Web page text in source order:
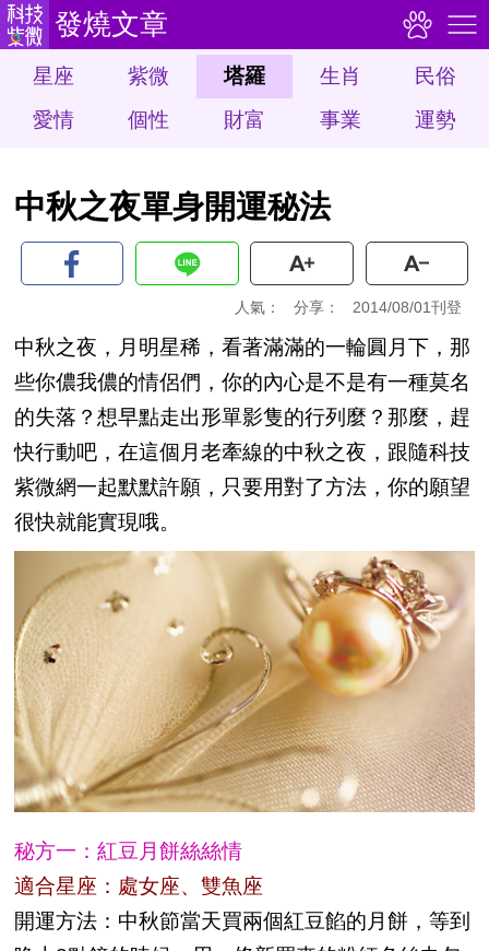
發燒文章
星座 紫微 塔羅 生肖
民俗
愛情
個性 財富 事業 運勢
中秋之夜單身開運秘法
人氣： 分享： 2014/08/01刊登
中秋之夜，月明星稀，看著滿滿的一輪圓月下，那
些你儂我儂的情侶們，你的內心是不是有一種莫名
的失落？想早點走出形單影隻的行列麼？那麼，趕
快行動吧，在這個月老牽線的中秋之夜，跟隨科技
紫微網一起默默許願，只要用對了方法，你的願望
很快就能實現哦。
秘方一：紅豆月餅絲絲情
適合星座：處女座、雙魚座
開運方法：中秋節當天買兩個紅豆餡的月餅，等到